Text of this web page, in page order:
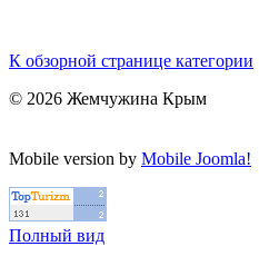
К обзорной странице категории
© 2026 Жемчужина Крым
Mobile version by Mobile Joomla!
Полный вид